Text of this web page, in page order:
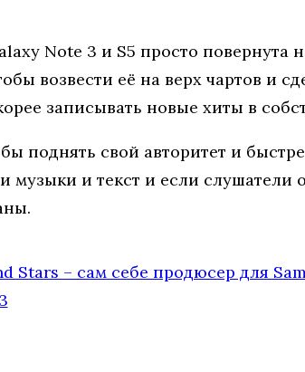
Note 3 и S5 просто
возвести её на верх чартов и
записывать новые хиты в
поднять свой авторитет и
и текст и если